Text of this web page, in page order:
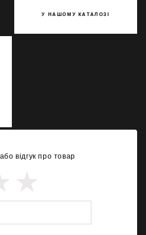
У НАШОМУ КАТАЛОЗІ
відгук про товар